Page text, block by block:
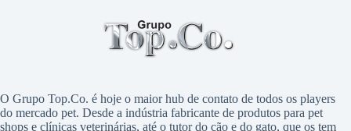
O Grupo Top.Co. é hoje o maior hub de contato de todos os players
do mercado pet. Desde a indústria fabricante de produtos para pet
shops e clínicas veterinárias, até o tutor do cão e do gato, que os tem